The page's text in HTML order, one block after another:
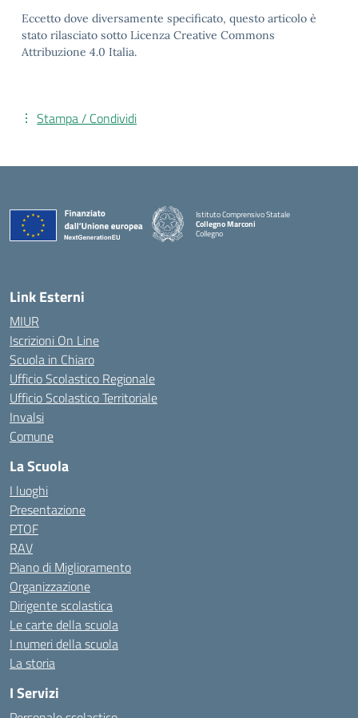
Eccetto dove diversamente specificato, questo articolo è
stato rilasciato sotto Licenza Creative Commons
Attribuzione 4.0 Italia.
Stampa / Condividi
Istituto Comprensivo Statale
Collegno Marconi
Collegno
Link Esterni
MIUR
Iscrizioni On Line
Scuola in Chiaro
Ufficio Scolastico Regionale
Ufficio Scolastico Territoriale
Invalsi
Comune
La Scuola
I luoghi
Presentazione
PTOF
RAV
Piano di Miglioramento
Organizzazione
Dirigente scolastica
Le carte della scuola
I numeri della scuola
La storia
I Servizi